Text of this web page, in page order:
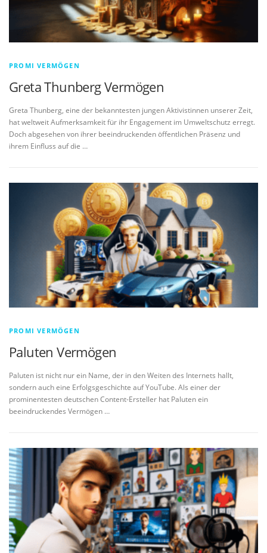
PROMI VERMÖGEN
Greta Thunberg Vermögen
Greta Thunberg, eine der bekanntesten jungen Aktivistinnen unserer Zeit,
hat weltweit Aufmerksamkeit für ihr Engagement im Umweltschutz erregt.
Doch abgesehen von ihrer beeindruckenden öffentlichen Präsenz und
ihrem Einfluss auf die …
PROMI VERMÖGEN
Paluten Vermögen
Paluten ist nicht nur ein Name, der in den Weiten des Internets hallt,
sondern auch eine Erfolgsgeschichte auf YouTube. Als einer der
prominentesten deutschen Content-Ersteller hat Paluten ein
beeindruckendes Vermögen …